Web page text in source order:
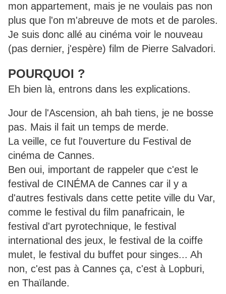
mon appartement, mais je ne voulais pas non
plus que l'on m'abreuve de mots et de paroles.
Je suis donc allé au cinéma voir le nouveau
(pas dernier, j'espère) film de Pierre Salvadori.
POURQUOI ?
Eh bien là, entrons dans les explications.
Jour de l'Ascension, ah bah tiens, je ne bosse
pas. Mais il fait un temps de merde.
La veille, ce fut l'ouverture du Festival de
cinéma de Cannes.
Ben oui, important de rappeler que c'est le
festival de CINÉMA de Cannes car il y a
d'autres festivals dans cette petite ville du Var,
comme le festival du film panafricain, le
festival d'art pyrotechnique, le festival
international des jeux, le festival de la coiffe
mulet, le festival du buffet pour singes... Ah
non, c'est pas à Cannes ça, c'est à Lopburi,
en Thaïlande.